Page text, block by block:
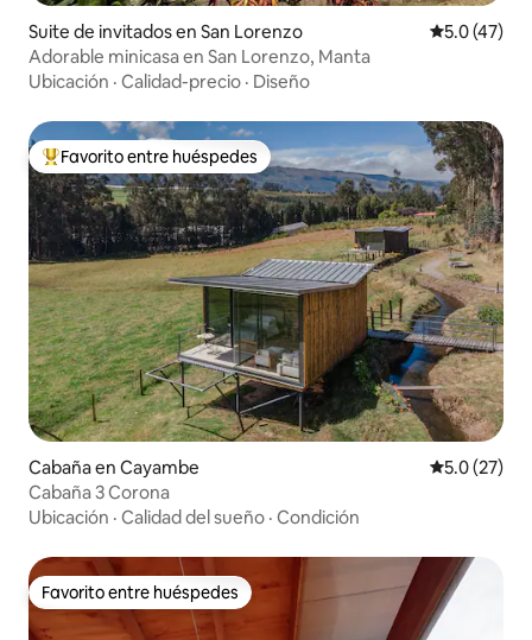
Suite de invitados en San Lorenzo Calificación
5.0 (47)
Adorable minicasa en San Lorenzo, Manta
Ubicación · Calidad-precio · Diseño
Favorito entre huéspedes preferido
Favorito entre huéspedes
Cabaña en Cayambe Calificación
5.0 (27)
Cabaña 3 Corona
Ubicación · Calidad del sueño · Condición
Favorito entre huéspedes
Favorito entre huéspedes